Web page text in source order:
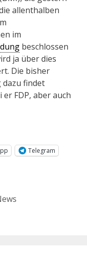
allenthalben
im
beschlossen
ja über dies
Die bisher
findet
FDP, aber auch
Telegram